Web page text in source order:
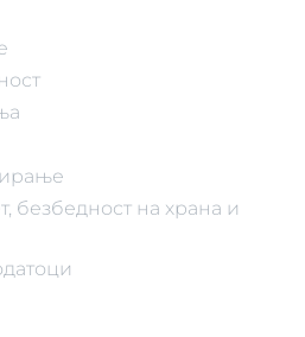
безбедност на храна и